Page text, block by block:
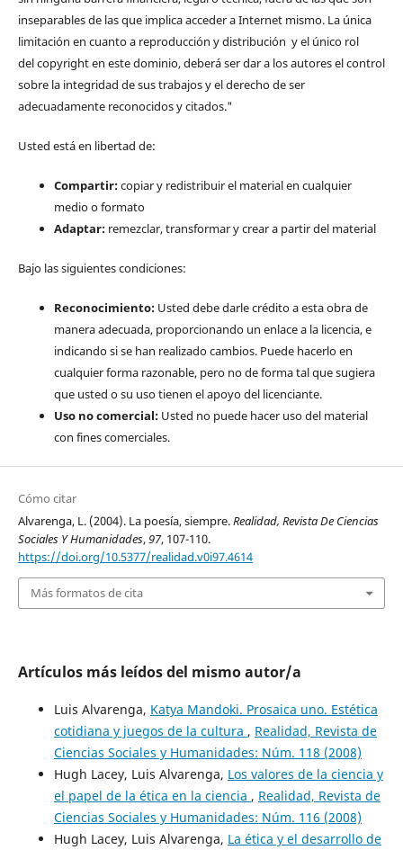
inseparables de las que implica acceder a Internet mismo. La única
limitación en cuanto a reproducción y distribución y el único rol
del copyright en este dominio, deberá ser dar a los autores el control
sobre la integridad de sus trabajos y el derecho de ser
adecuadamente reconocidos y citados."
Usted está en libertad de:
Compartir:copiar y redistribuir el material en cualquier
medio o formato
Adaptar:remezclar, transformar y crear a partir del material
Bajo las siguientes condiciones:
Reconocimiento:Usted debe darle crédito a esta obra de
manera adecuada, proporcionando un enlace a la licencia, e
indicando si se han realizado cambios. Puede hacerlo en
cualquier forma razonable, pero no de forma tal que sugiera
que usted o su uso tienen el apoyo del licenciante.
Uso no comercial:Usted no puede hacer uso del material
con fines comerciales.
Cómo citar
Alvarenga, L. (2004). La poesía, siempre.Realidad, Revista De Ciencias
Sociales Y Humanidades,97, 107-110.
https://doi.org/10.5377/realidad.v0i97.4614
Más formatos de cita
Artículos más leídos del mismo autor/a
Luis Alvarenga, Katya Mandoki. Prosaica uno. Estética
cotidiana y juegos de la cultura , Realidad, Revista de
Ciencias Sociales y Humanidades: Núm. 118 (2008)
Hugh Lacey, Luis Alvarenga, Los valores de la ciencia y
el papel de la ética en la ciencia , Realidad, Revista de
Ciencias Sociales y Humanidades: Núm. 116 (2008)
Hugh Lacey, Luis Alvarenga, La ética y el desarrollo de